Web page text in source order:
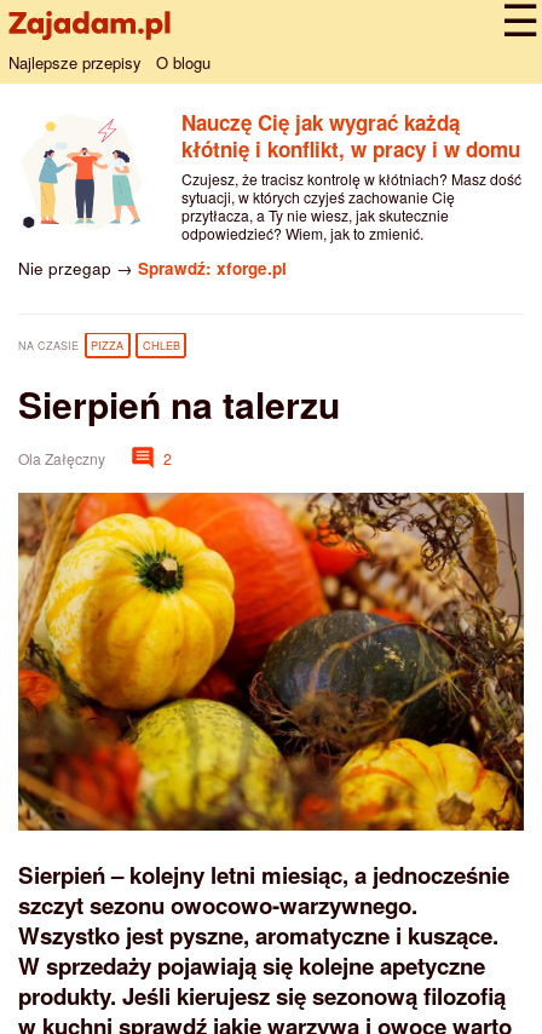
Najlepsze przepisy O blogu
Nauczę Cię jak wygrać każdą
kłótnię i konflikt, w pracy i w domu
Czujesz, że tracisz kontrolę w kłótniach? Masz dość
sytuacji, w których czyjeś zachowanie Cię
przytłacza, a Ty nie wiesz, jak skutecznie
odpowiedzieć? Wiem, jak to zmienić.
Nie przegap → Sprawdź: xforge.pl
NA CZASIE PIZZA CHLEB
Sierpień na talerzu
Ola Załęczny 2
Sierpień – kolejny letni miesiąc, a jednocześnie
szczyt sezonu owocowo-warzywnego.
Wszystko jest pyszne, aromatyczne i kuszące.
W sprzedaży pojawiają się kolejne apetyczne
produkty. Jeśli kierujesz się sezonową filozofią
w kuchni sprawdź jakie warzywa i owoce warto